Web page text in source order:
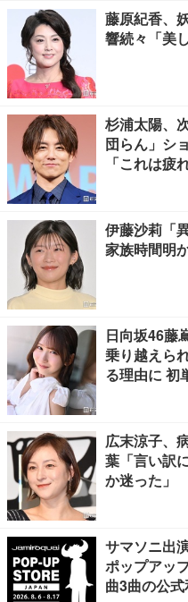
藤原紀香、
響続々「美
杉浦太陽、
団らん」シ
「これは疲
伊藤沙莉「
家族時間明
日向坂46藤
乗り越えら
る理由に 初
広末涼子、
葉「言い訳
か迷った」
サマソニ出
ポップアッ
曲3曲の公